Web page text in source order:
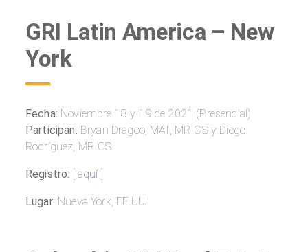
GRI Latin America – New
York
Fecha: Noviembre 18 y 19 de 2021 (Presencial)
Participan: Bryan Dragoo, MAI, MRICS y Diego
Rodríguez, MRICS
Registro: aquí
Lugar: Nueva York, EE.UU